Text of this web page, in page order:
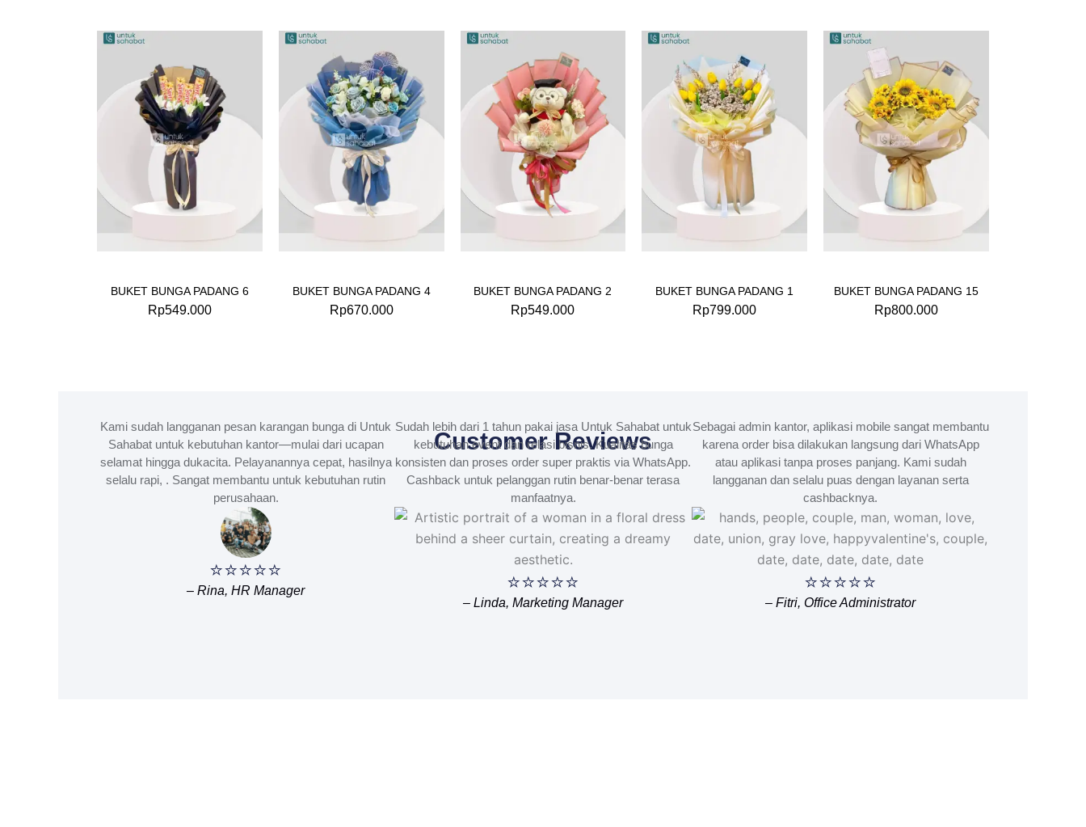
BUKET BUNGA PADANG 6
Rp549.000
BUKET BUNGA PADANG 4
Rp670.000
BUKET BUNGA PADANG 2
Rp549.000
BUKET BUNGA PADANG 1
Rp799.000
BUKET BUNGA PADANG 15
Rp800.000
Customer Reviews
Kami sudah langganan pesan karangan bunga di Untuk
Sahabat untuk kebutuhan kantor—mulai dari ucapan
selamat hingga dukacita. Pelayanannya cepat, hasilnya
selalu rapi, . Sangat membantu untuk kebutuhan rutin
perusahaan.
⭐⭐⭐⭐⭐
– Rina, HR Manager
Sudah lebih dari 1 tahun pakai jasa Untuk Sahabat untuk
kebutuhan event dan relasi bisnis. Kualitas bunga
konsisten dan proses order super praktis via WhatsApp.
Cashback untuk pelanggan rutin benar-benar terasa
manfaatnya.
⭐⭐⭐⭐⭐
– Linda, Marketing Manager
Sebagai admin kantor, aplikasi mobile sangat membantu
karena order bisa dilakukan langsung dari WhatsApp
atau aplikasi tanpa proses panjang. Kami sudah
langganan dan selalu puas dengan layanan serta
cashbacknya.
⭐⭐⭐⭐⭐
– Fitri, Office Administrator